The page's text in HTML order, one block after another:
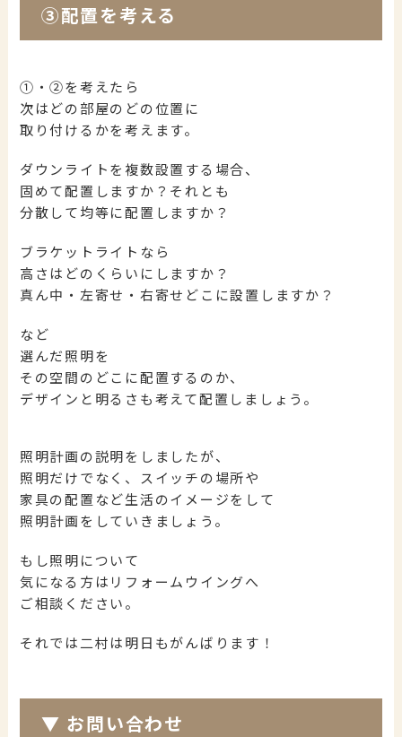
③配置を考える
①・②を考えたら
次はどの部屋のどの位置に
取り付けるかを考えます。
ダウンライトを複数設置する場合、
固めて配置しますか？それとも
分散して均等に配置しますか？
ブラケットライトなら
高さはどのくらいにしますか？
真ん中・左寄せ・右寄せどこに設置しますか？
など
選んだ照明を
その空間のどこに配置するのか、
デザインと明るさも考えて配置しましょう。
照明計画の説明をしましたが、
照明だけでなく、スイッチの場所や
家具の配置など生活のイメージをして
照明計画をしていきましょう。
もし照明について
気になる方はリフォームウイングへ
ご相談ください。
それでは二村は明日もがんばります！
▼ お問い合わせ